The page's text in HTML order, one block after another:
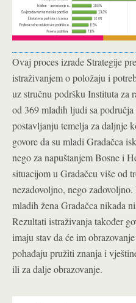
Ovaj proces izrade Strategije
istraživanjem o položaju i
uz stručnu podršku Instituta
od 369 mladih ljudi sa
postavljanju temelja za daljnje
govore da su mladi Gradačca
nego za napuštanjem Bosne i
situacijom u Gradačcu više od
nezadovoljno, nego
mladih žena Gradačca nikada
Rezultati istraživanja također
imaju stav da će im
pohađaju pružiti znanja i
ili za dalje obrazovanje.